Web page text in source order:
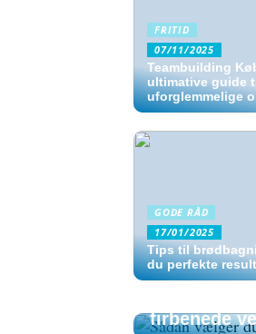
FRITID
07/11/2025
Teambuilding
ultimative guide
uforglemmelige
GODE RÅD
17/01/2025
Tips til
du perfekte
GODE RÅD
firbenede